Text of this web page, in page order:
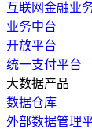
互联网金融业
业务中台
开放平台
统一支付平台
大数据产品
数据仓库
外部数据管理